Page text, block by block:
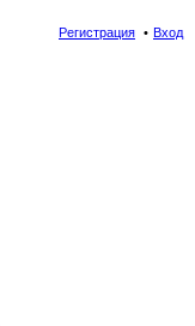
Вход
Регистрация